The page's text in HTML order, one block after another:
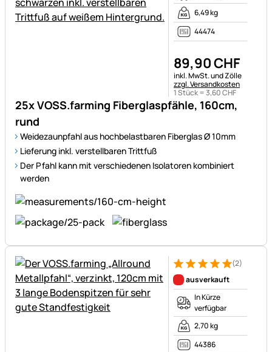
25x VOSS.farming Fiberglaspfähle, 160cm,
rund
Weidezaunpfahl aus hochbelastbaren Fiberglas Ø 10mm
Lieferung inkl. verstellbaren Trittfuß
Der Pfahl kann mit verschiedenen Isolatoren kombiniert
werden
6,49 kg
44474
89,90CHF
Steuerhinweis:
inkl. MwSt. und Zölle
zzgl. Versandkosten
1 Stück =3,60CHF
Bewertung: 5 von 5 (2
2 Bewertungen
(2)
ausverkauft
In Kürze
verfügbar
2,70 kg
44386